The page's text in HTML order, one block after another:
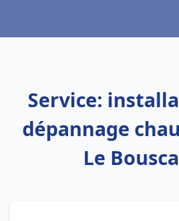
Service:
dépannage
Le